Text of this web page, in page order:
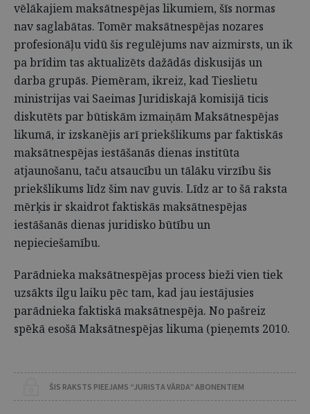
vēlākajiem maksātnespējas likumiem, šīs normas
nav saglabātas. Tomēr maksātnespējas nozares
profesionāļu vidū šis regulējums nav aizmirsts, un ik
pa brīdim tas aktualizēts dažādās diskusijās un
darba grupās. Piemēram, ikreiz, kad Tieslietu
ministrijas vai Saeimas Juridiskajā komisijā ticis
diskutēts par būtiskām izmaiņām Maksātnespējas
likumā, ir izskanējis arī priekšlikums par faktiskās
maksātnespējas iestāšanās dienas institūta
atjaunošanu, taču atsaucību un tālāku virzību šis
priekšlikums līdz šim nav guvis. Līdz ar to šā raksta
mērķis ir skaidrot faktiskās maksātnespējas
iestāšanās dienas juridisko būtību un
nepieciešamību.
Parādnieka maksātnespējas process bieži vien tiek
uzsākts ilgu laiku pēc tam, kad jau iestājusies
parādnieka faktiskā maksātnespēja. No pašreiz
spēkā esošā Maksātnespējas likuma (pieņemts 2010.
ŠIS RAKSTS PIEEJAMS “JURISTA VĀRDA” ABONENTIEM